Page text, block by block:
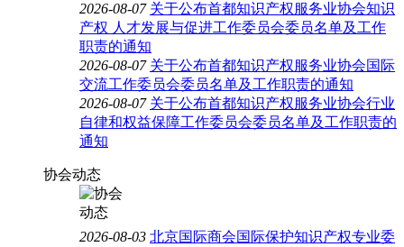
2026-08-07 关于公布首都知识产权服务业协会知识
产权 人才发展与促进工作委员会委员名单及工作
职责的通知
2026-08-07 关于公布首都知识产权服务业协会国际
交流工作委员会委员名单及工作职责的通知
2026-08-07 关于公布首都知识产权服务业协会行业
自律和权益保障工作委员会委员名单及工作职责的
通知
协会动态
2026-08-03 北京国际商会国际保护知识产权专业委